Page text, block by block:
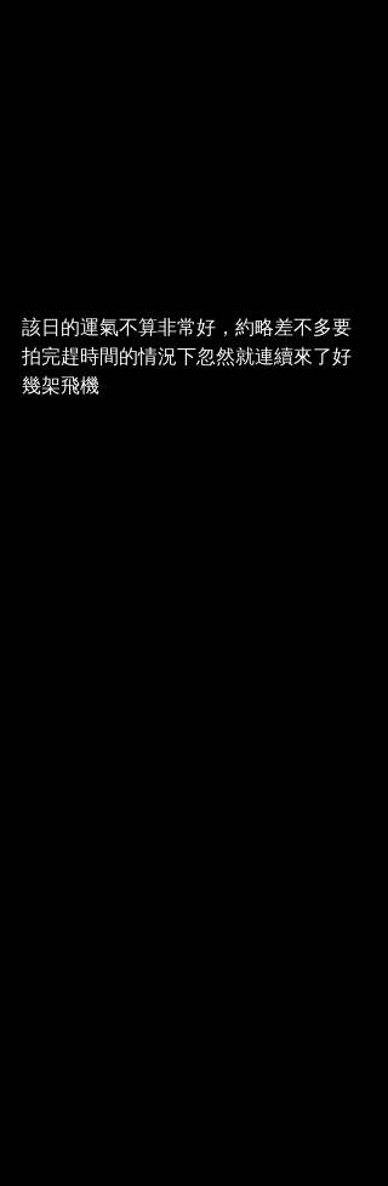
該日的運氣不算非常好，約略差不多要
拍完趕時間的情況下忽然就連續來了好
幾架飛機